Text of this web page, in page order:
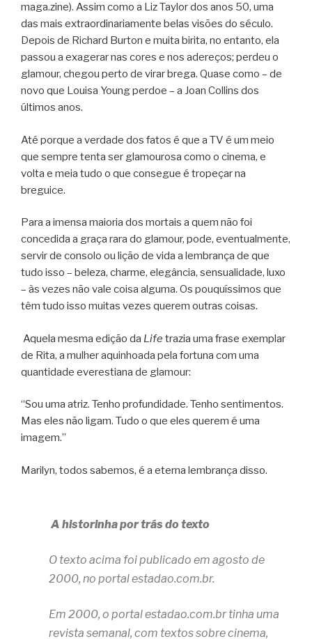
maga.zine). Assim como a Liz Taylor dos anos 50, uma
das mais extraordinariamente belas visões do século.
Depois de Richard Burton e muita birita, no entanto, ela
passou a exagerar nas cores e nos adereços; perdeu o
glamour, chegou perto de virar brega. Quase como – de
novo que Louisa Young perdoe – a Joan Collins dos
últimos anos.
Até porque a verdade dos fatos é que a TV é um meio
que sempre tenta ser glamourosa como o cinema, e
volta e meia tudo o que consegue é tropeçar na
breguice.
Para a imensa maioria dos mortais a quem não foi
concedida a graça rara do glamour, pode, eventualmente,
servir de consolo ou lição de vida a lembrança de que
tudo isso – beleza, charme, elegância, sensualidade, luxo
– às vezes não vale coisa alguma. Os pouquíssimos que
têm tudo isso muitas vezes querem outras coisas.
Aquela mesma edição da Life trazia uma frase exemplar
de Rita, a mulher aquinhoada pela fortuna com uma
quantidade everestiana de glamour:
“Sou uma atriz. Tenho profundidade. Tenho sentimentos.
Mas eles não ligam. Tudo o que eles querem é uma
imagem.”
Marilyn, todos sabemos, é a eterna lembrança disso.
A historinha por trás do texto
O texto acima foi publicado em agosto de
2000, no portal estadao.com.br.
Em 2000, o portal estadao.com.br tinha uma
revista semanal, com textos sobre cinema,